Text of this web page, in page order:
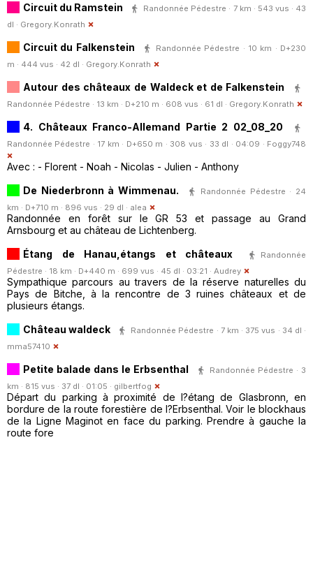
Circuit du Ramstein
Randonnée Pédestre · 7 km · 543 vus · 43
dl · Gregory.Konrath
Circuit du Falkenstein
Randonnée Pédestre · 10 km · D+230
m · 444 vus · 42 dl · Gregory.Konrath
Autour des châteaux de Waldeck et de Falkenstein
Randonnée Pédestre · 13 km · D+210 m · 608 vus · 61 dl · Gregory.Konrath
4. Châteaux Franco-Allemand Partie 2 02_08_20
Randonnée Pédestre · 17 km · D+650 m · 308 vus · 33 dl · 04:09 · Foggy748
Avec : - Florent - Noah - Nicolas - Julien - Anthony
De Niederbronn à Wimmenau.
Randonnée Pédestre · 24
km · D+710 m · 896 vus · 29 dl · alea
Randonnée en forêt sur le GR 53 et passage au Grand
Arnsbourg et au château de Lichtenberg.
Étang de Hanau,étangs et châteaux
Randonnée
Pédestre · 18 km · D+440 m · 699 vus · 45 dl · 03:21 · Audrey
Sympathique parcours au travers de la réserve naturelles du
Pays de Bitche, à la rencontre de 3 ruines châteaux et de
plusieurs étangs.
Château waldeck
Randonnée Pédestre · 7 km · 375 vus · 34 dl ·
mma57410
Petite balade dans le Erbsenthal
Randonnée Pédestre · 3
km · 815 vus · 37 dl · 01:05 · gilbertfog
Départ du parking à proximité de l?étang de Glasbronn, en
bordure de la route forestière de l?Erbsenthal. Voir le blockhaus
de la Ligne Maginot en face du parking. Prendre à gauche la
route fore